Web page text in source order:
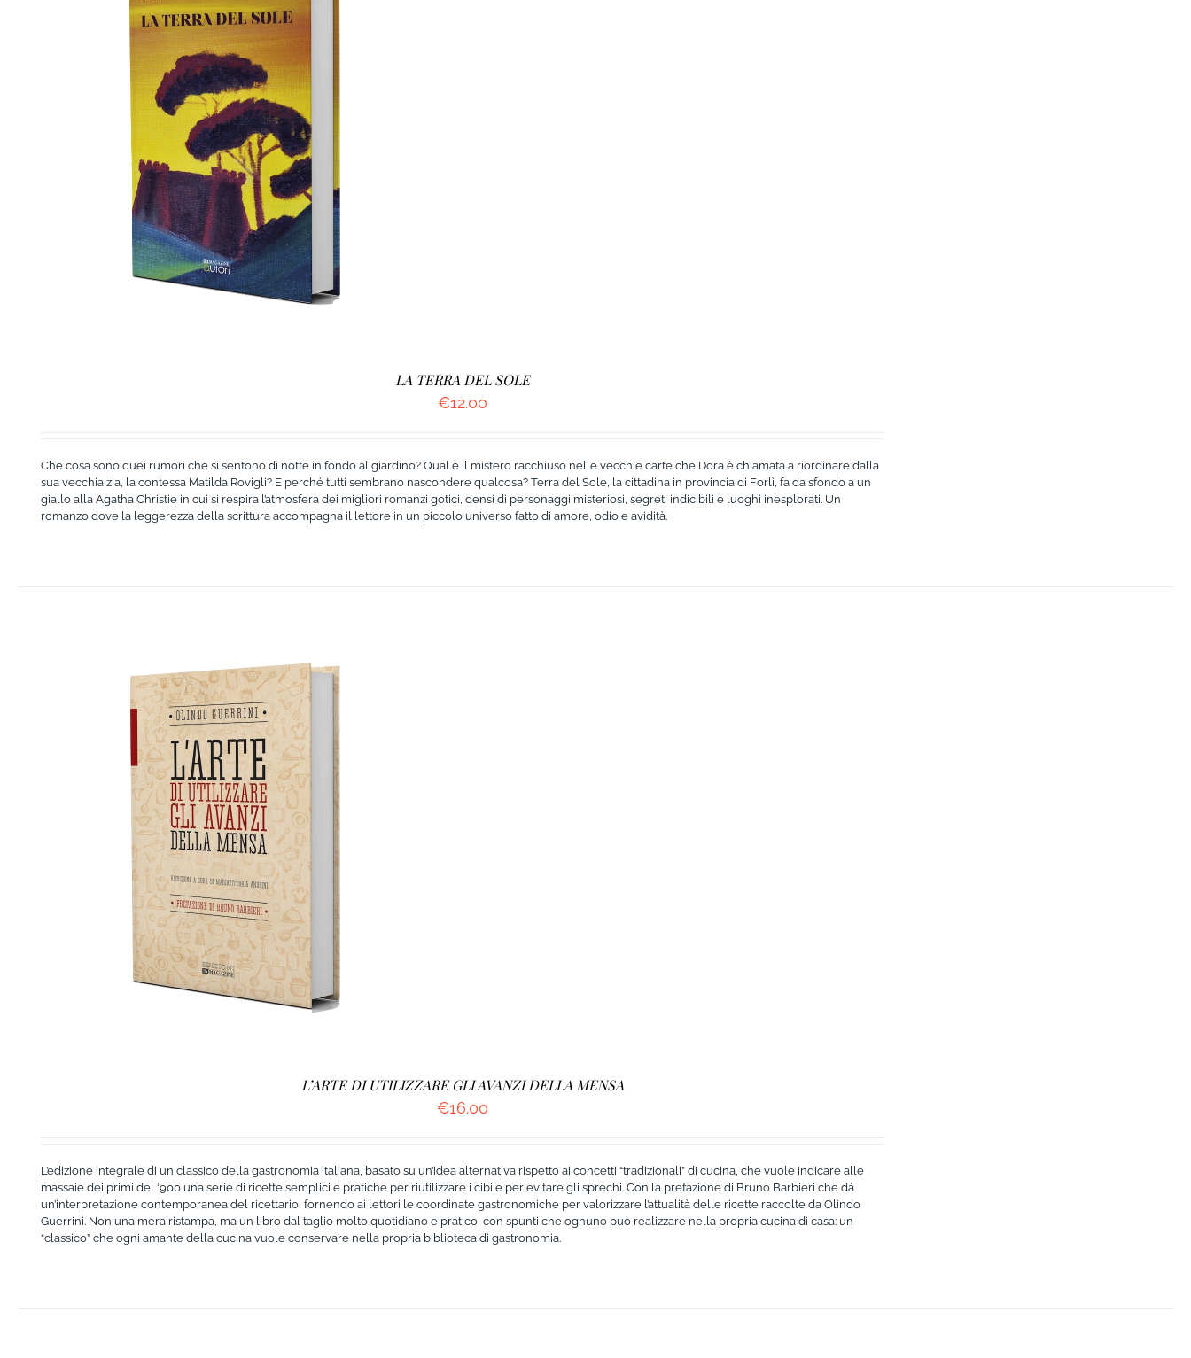
AGGIUNGI AL CARRELLO / DETTAGLI
LA TERRA DEL SOLE
€12.00
Che cosa sono quei rumori che si sentono di notte in fondo al giardino? Qual è il mistero racchiuso nelle vecchie carte che Dora è chiamata a riordinare dalla
sua vecchia zia, la contessa Matilda Rovigli? E perché tutti sembrano nascondere qualcosa? Terra del Sole, la cittadina in provincia di Forlì, fa da sfondo a un
giallo alla Agatha Christie in cui si respira l’atmosfera dei migliori romanzi gotici, densi di personaggi misteriosi, segreti indicibili e luoghi inesplorati. Un
romanzo dove la leggerezza della scrittura accompagna il lettore in un piccolo universo fatto di amore, odio e avidità.
AGGIUNGI AL CARRELLO / DETTAGLI
L’ARTE DI UTILIZZARE GLI AVANZI DELLA MENSA
€16.00
L’edizione integrale di un classico della gastronomia italiana, basato su un’idea alternativa rispetto ai concetti “tradizionali” di cucina, che vuole indicare alle
massaie dei primi del ‘900 una serie di ricette semplici e pratiche per riutilizzare i cibi e per evitare gli sprechi. Con la prefazione di Bruno Barbieri che dà
un’interpretazione contemporanea del ricettario, fornendo ai lettori le coordinate gastronomiche per valorizzare l’attualità delle ricette raccolte da Olindo
Guerrini. Non una mera ristampa, ma un libro dal taglio molto quotidiano e pratico, con spunti che ognuno può realizzare nella propria cucina di casa: un
“classico” che ogni amante della cucina vuole conservare nella propria biblioteca di gastronomia.